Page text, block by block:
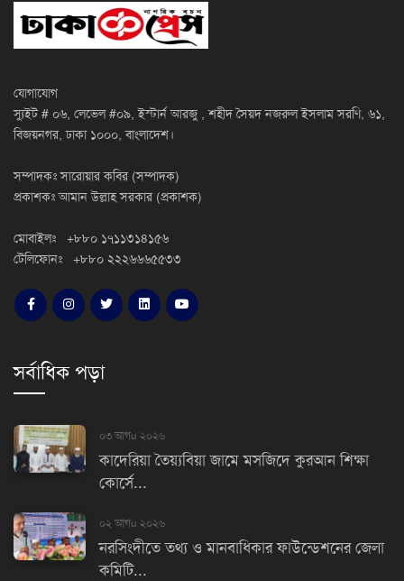
যোগাযোগ
স্যুইট # ০৬, লেভেল #০৯, ইস্টার্ন আরজু , শহীদ সৈয়দ নজরুল ইসলাম সরণি, ৬১,
বিজয়নগর, ঢাকা ১০০০, বাংলাদেশ।
সম্পাদকঃ সারোয়ার কবির (সম্পাদক)
প্রকাশকঃ আমান উল্লাহ সরকার (প্রকাশক)
মোবাইলঃ +৮৮০ ১৭১১৩১৪১৫৬
টেলিফোনঃ +৮৮০ ২২২৬৬৬৫৫৩৩
সর্বাধিক পড়া
০৩ আগu ২০২৬
কাদেরিয়া তৈয়্যবিয়া জামে মসজিদে কুরআন শিক্ষা
কোর্সে...
০২ আগu ২০২৬
নরসিংদীতে তথ্য ও মানবাধিকার ফাউন্ডেশনের জেলা
কমিটি...